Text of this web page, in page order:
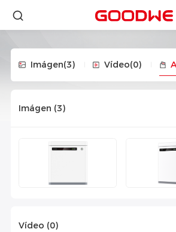
Imágen(3) Vídeo(0)
Imágen (3)
Vídeo (0)